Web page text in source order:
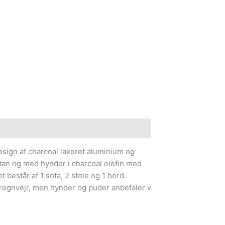
af charcoal lakeret aluminium og
og med hynder i charcoal olefin med
af 1 sofa, 2 stole og 1 bord.
men hynder og puder anbefaler v